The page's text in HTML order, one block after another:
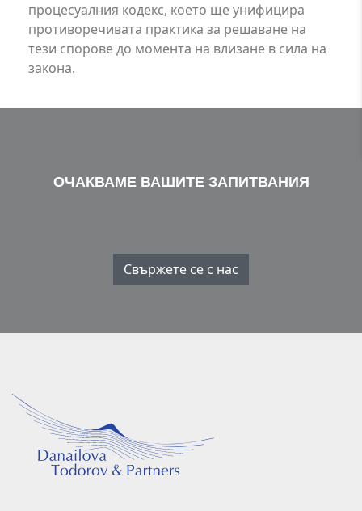
процесуалния кодекс, което ще унифицира
противоречивата практика за решаване на
тези спорове до момента на влизане в сила на
закона.
ОЧАКВАМЕ ВАШИТЕ ЗАПИТВАНИЯ
Свържете се с нас